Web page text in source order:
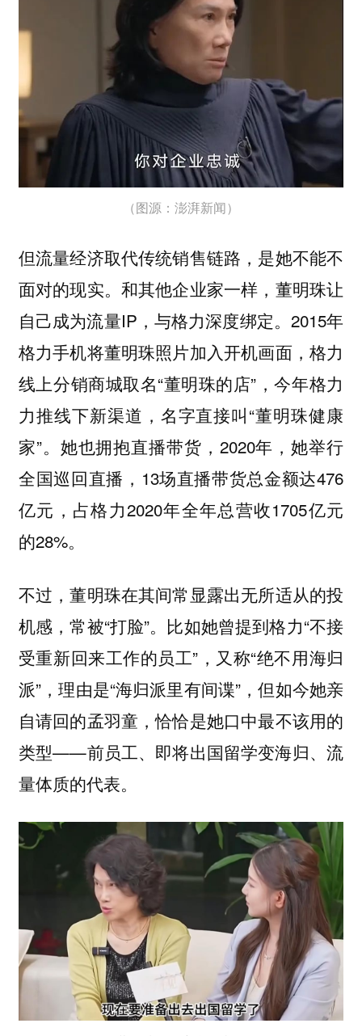
（图源：澎湃新闻）
但流量经济取代传统销售链路，是她不能不
面对的现实。和其他企业家一样，董明珠让
自己成为流量IP，与格力深度绑定。2015年
格力手机将董明珠照片加入开机画面，格力
线上分销商城取名“董明珠的店”，今年格力
力推线下新渠道，名字直接叫“董明珠健康
家”。她也拥抱直播带货，2020年，她举行
全国巡回直播，13场直播带货总金额达476
亿元，占格力2020年全年总营收1705亿元
的28%。
不过，董明珠在其间常显露出无所适从的投
机感，常被“打脸”。比如她曾提到格力“不接
受重新回来工作的员工”，又称“绝不用海归
派”，理由是“海归派里有间谍”，但如今她亲
自请回的孟羽童，恰恰是她口中最不该用的
类型——前员工、即将出国留学变海归、流
量体质的代表。